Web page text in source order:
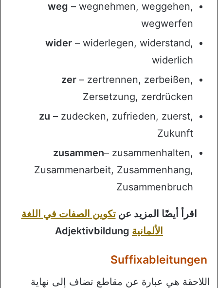
weg – wegnehmen, weggehen,
wegwerfen
wider – widerlegen, widerstand,
widerlich
zer – zertrennen, zerbeißen,
Zersetzung, zerdrücken
zu – zudecken, zufrieden, zuerst,
Zukunft
zusammen– zusammenhalten,
Zusammenarbeit, Zusammenhang,
Zusammenbruch
اقرأ أيضًا المزيد عنتكوين الصفات في اللغة
الألمانية
Suffixableitungen
اللاحقة هي عبارة عن مقاطع تضاف إلى نهاية